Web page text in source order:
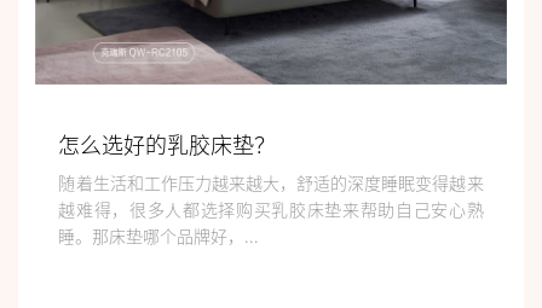
怎么选好的乳胶床垫？
随着生活和工作压力越来越大，舒适的深度睡眠变得越来
越难得，很多人都选择购买乳胶床垫来帮助自己安心熟
睡。那床垫哪个品牌好，...